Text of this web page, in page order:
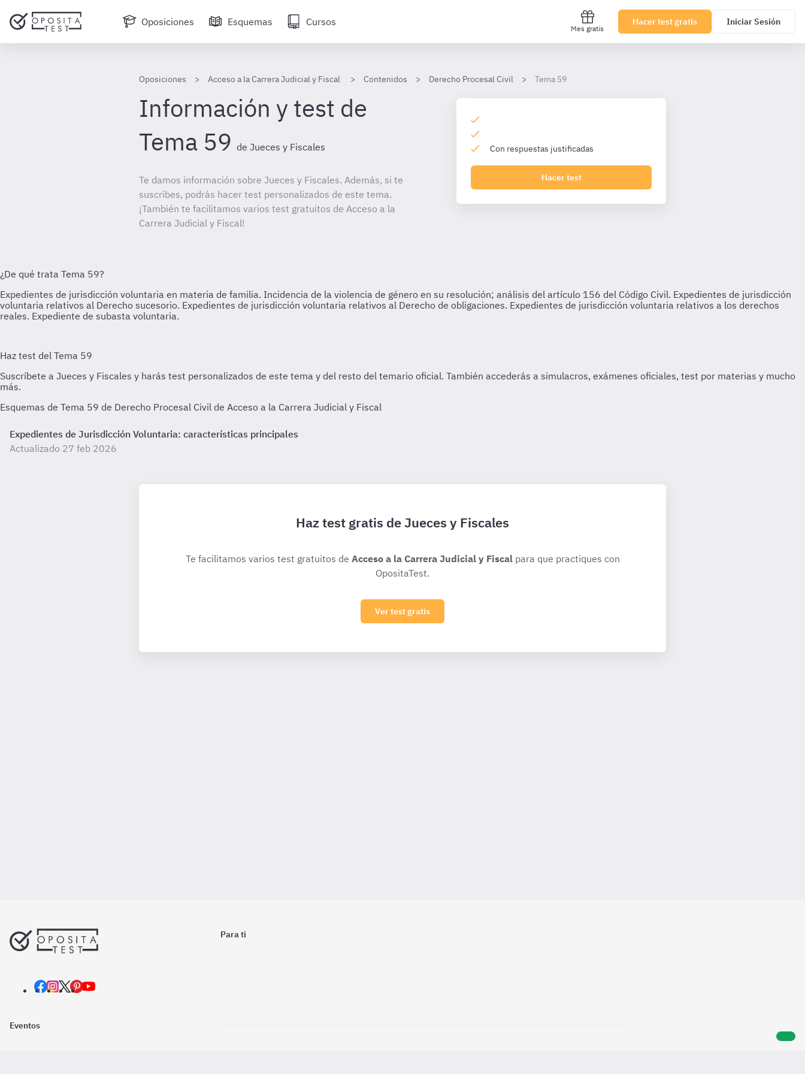
Oposiciones Esquemas Cursos
Mes gratis
Hacer test gratis Iniciar Sesión
Oposiciones Acceso a la Carrera Judicial y Fiscal Contenidos Derecho Procesal Civil Tema 59
Información y test de
Tema 59 de Jueces y Fiscales
Te damos información sobre Jueces y Fiscales. Además, si te
suscribes, podrás hacer test personalizados de este tema.
¡También te facilitamos varios test gratuitos de Acceso a la
Carrera Judicial y Fiscal!
Con respuestas justificadas
Hacer test
Esquemas de Tema 59 de Derecho Procesal Civil de Acceso a la Carrera Judicial y Fiscal
Expedientes de Jurisdicción Voluntaria: características principales
Actualizado 27 feb 2026
Haz test gratis de Jueces y Fiscales
Te facilitamos varios test gratuitos de Acceso a la Carrera Judicial y Fiscalpara que practiques con
OpositaTest.
Ver test gratis
Para ti
Eventos